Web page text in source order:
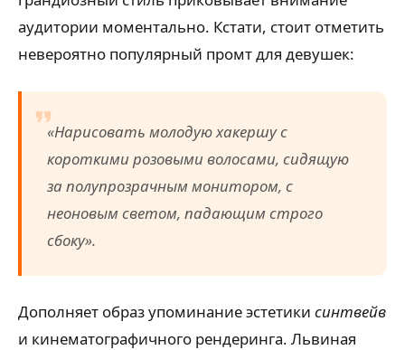
аудитории моментально. Кстати, стоит отметить
невероятно популярный промт для девушек:
«Нарисовать молодую хакершу с
короткими розовыми волосами, сидящую
за полупрозрачным монитором, с
неоновым светом, падающим строго
сбоку».
Дополняет образ упоминание эстетики синтвейв
и кинематографичного рендеринга. Львиная